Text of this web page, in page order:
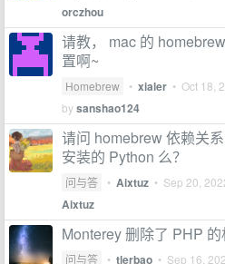
orczhou
请教， mac 的
置啊~
Homebrew • xialer • Oct 18,
bysanshao124
请问 homebrew 依赖关
安装的 Python 么？
问与答 • Aixtuz • Sep 20,
Aixtuz
Monterey 删除了 PHP 的
问与答 • tlerbao • Sep 16,